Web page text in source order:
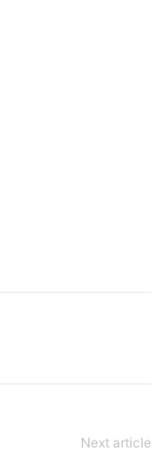
Next article